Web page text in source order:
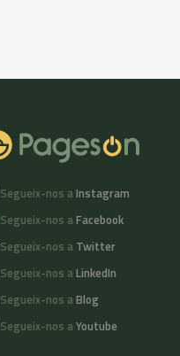
Segueix-nos aInstagram
Segueix-nos aFacebook
Segueix-nos a Twitter
Segueix-nos aLinkedIn
Segueix-nos aBlog
Segueix-nos aYoutube